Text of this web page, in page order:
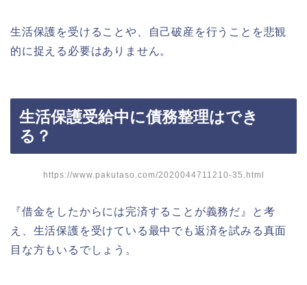
生活保護を受けることや、自己破産を行うことを悲観
的に捉える必要はありません。
生活保護受給中に債務整理はでき
る？
https://www.pakutaso.com/2020044711210-35.html
『借金をしたからには完済することが義務だ』と考
え、生活保護を受けている最中でも返済を試みる真面
目な方もいるでしょう。